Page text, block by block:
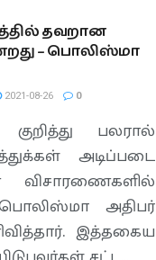
தவறான
– பொலிஸ்மா
2021-08-26 0
பலரால்
அடிப்படை
அதிபர்
இத்தகைய